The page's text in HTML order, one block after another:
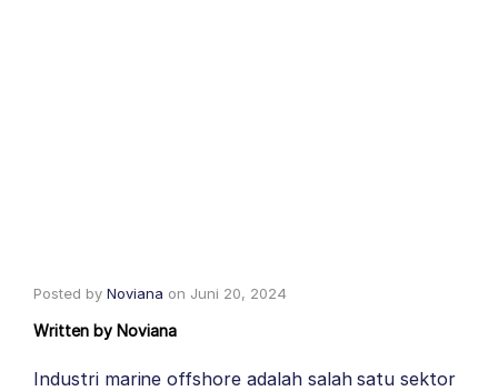
Posted by Noviana on Juni 20, 2024
Written by Noviana
Industri marine offshore adalah salah satu sektor